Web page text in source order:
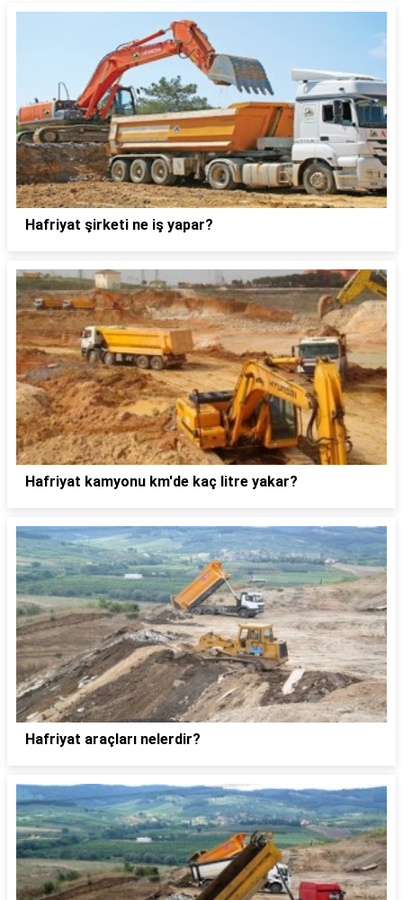
Hafriyat şirketi ne iş yapar?
Hafriyat kamyonu km'de kaç litre yakar?
Hafriyat araçları nelerdir?